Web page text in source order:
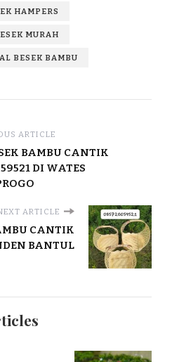
HAMPERS
MURAH
BESEK BAMBU
ARTICLE
BAMBU CANTIK
DI WATES
ARTICLE
CANTIK
BANTUL